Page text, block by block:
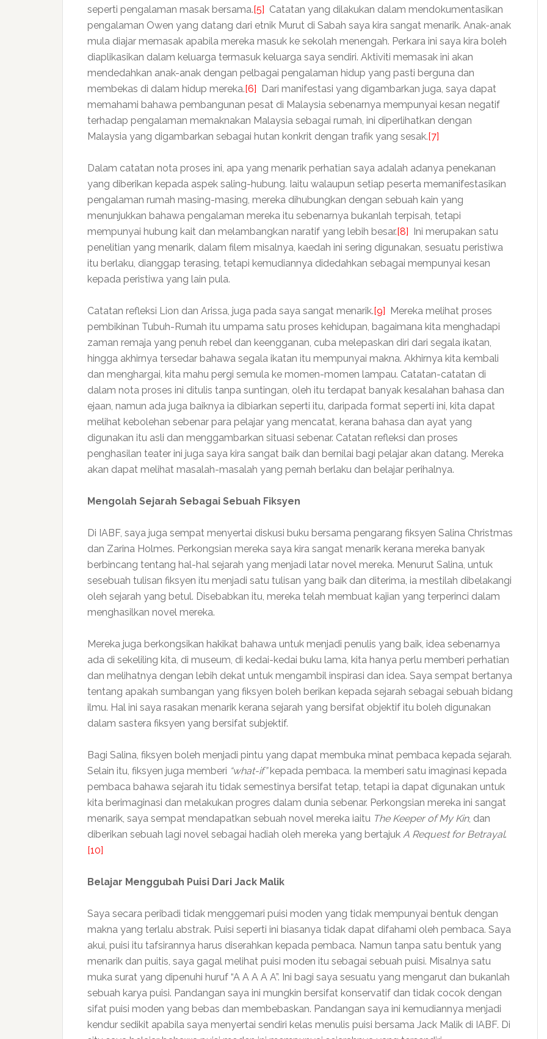
seperti pengalaman masak bersama.[5] Catatan yang dilakukan dalam mendokumentasikan
pengalaman Owen yang datang dari etnik Murut di Sabah saya kira sangat menarik. Anak-anak
mula diajar memasak apabila mereka masuk ke sekolah menengah. Perkara ini saya kira boleh
diaplikasikan dalam keluarga termasuk keluarga saya sendiri. Aktiviti memasak ini akan
mendedahkan anak-anak dengan pelbagai pengalaman hidup yang pasti berguna dan
membekas di dalam hidup mereka.[6] Dari manifestasi yang digambarkan juga, saya dapat
memahami bahawa pembangunan pesat di Malaysia sebenarnya mempunyai kesan negatif
terhadap pengalaman memaknakan Malaysia sebagai rumah, ini diperlihatkan dengan
Malaysia yang digambarkan sebagai hutan konkrit dengan trafik yang sesak.[7]
Dalam catatan nota proses ini, apa yang menarik perhatian saya adalah adanya penekanan
yang diberikan kepada aspek saling-hubung. Iaitu walaupun setiap peserta memanifestasikan
pengalaman rumah masing-masing, mereka dihubungkan dengan sebuah kain yang
menunjukkan bahawa pengalaman mereka itu sebenarnya bukanlah terpisah, tetapi
mempunyai hubung kait dan melambangkan naratif yang lebih besar.[8] Ini merupakan satu
penelitian yang menarik, dalam filem misalnya, kaedah ini sering digunakan, sesuatu peristiwa
itu berlaku, dianggap terasing, tetapi kemudiannya didedahkan sebagai mempunyai kesan
kepada peristiwa yang lain pula.
Catatan refleksi Lion dan Arissa, juga pada saya sangat menarik.[9] Mereka melihat proses
pembikinan Tubuh-Rumah itu umpama satu proses kehidupan, bagaimana kita menghadapi
zaman remaja yang penuh rebel dan keengganan, cuba melepaskan diri dari segala ikatan,
hingga akhirnya tersedar bahawa segala ikatan itu mempunyai makna. Akhirnya kita kembali
dan menghargai, kita mahu pergi semula ke momen-momen lampau. Catatan-catatan di
dalam nota proses ini ditulis tanpa suntingan, oleh itu terdapat banyak kesalahan bahasa dan
ejaan, namun ada juga baiknya ia dibiarkan seperti itu, daripada format seperti ini, kita dapat
melihat kebolehan sebenar para pelajar yang mencatat, kerana bahasa dan ayat yang
digunakan itu asli dan menggambarkan situasi sebenar. Catatan refleksi dan proses
penghasilan teater ini juga saya kira sangat baik dan bernilai bagi pelajar akan datang. Mereka
akan dapat melihat masalah-masalah yang pernah berlaku dan belajar perihalnya.
Mengolah Sejarah Sebagai Sebuah Fiksyen
Di IABF, saya juga sempat menyertai diskusi buku bersama pengarang fiksyen Salina Christmas
dan Zarina Holmes. Perkongsian mereka saya kira sangat menarik kerana mereka banyak
berbincang tentang hal-hal sejarah yang menjadi latar novel mereka. Menurut Salina, untuk
sesebuah tulisan fiksyen itu menjadi satu tulisan yang baik dan diterima, ia mestilah dibelakangi
oleh sejarah yang betul. Disebabkan itu, mereka telah membuat kajian yang terperinci dalam
menghasilkan novel mereka.
Mereka juga berkongsikan hakikat bahawa untuk menjadi penulis yang baik, idea sebenarnya
ada di sekeliling kita, di museum, di kedai-kedai buku lama, kita hanya perlu memberi perhatian
dan melihatnya dengan lebih dekat untuk mengambil inspirasi dan idea. Saya sempat bertanya
tentang apakah sumbangan yang fiksyen boleh berikan kepada sejarah sebagai sebuah bidang
ilmu. Hal ini saya rasakan menarik kerana sejarah yang bersifat objektif itu boleh digunakan
dalam sastera fiksyen yang bersifat subjektif.
Bagi Salina, fiksyen boleh menjadi pintu yang dapat membuka minat pembaca kepada sejarah.
Selain itu, fiksyen juga memberi “what-if”kepada pembaca. Ia memberi satu imaginasi kepada
pembaca bahawa sejarah itu tidak semestinya bersifat tetap, tetapi ia dapat digunakan untuk
kita berimaginasi dan melakukan progres dalam dunia sebenar. Perkongsian mereka ini sangat
menarik, saya sempat mendapatkan sebuah novel mereka iaitu The Keeper of My Kin, dan
diberikan sebuah lagi novel sebagai hadiah oleh mereka yang bertajuk A Request for Betrayal.
[10]
Belajar Menggubah Puisi Dari Jack Malik
Saya secara peribadi tidak menggemari puisi moden yang tidak mempunyai bentuk dengan
makna yang terlalu abstrak. Puisi seperti ini biasanya tidak dapat difahami oleh pembaca. Saya
akui, puisi itu tafsirannya harus diserahkan kepada pembaca. Namun tanpa satu bentuk yang
menarik dan puitis, saya gagal melihat puisi moden itu sebagai sebuah puisi. Misalnya satu
muka surat yang dipenuhi huruf “A A A A A”. Ini bagi saya sesuatu yang mengarut dan bukanlah
sebuah karya puisi. Pandangan saya ini mungkin bersifat konservatif dan tidak cocok dengan
sifat puisi moden yang bebas dan membebaskan. Pandangan saya ini kemudiannya menjadi
kendur sedikit apabila saya menyertai sendiri kelas menulis puisi bersama Jack Malik di IABF. Di